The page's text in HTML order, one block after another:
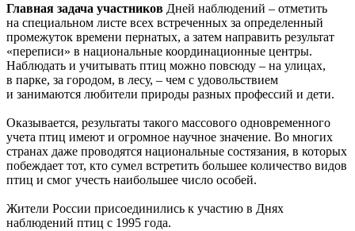
Главная задача участников Дней наблюдений – отметить
на специальном листе всех встреченных за определенный
промежуток времени пернатых, а затем направить результат
«переписи» в национальные координационные центры.
Наблюдать и учитывать птиц можно повсюду – на улицах,
в парке, за городом, в лесу, – чем с удовольствием
и занимаются любители природы разных профессий и дети.
Оказывается, результаты такого массового одновременного
учета птиц имеют и огромное научное значение. Во многих
странах даже проводятся национальные состязания, в которых
побеждает тот, кто сумел встретить большее количество видов
птиц и смог учесть наибольшее число особей.
Жители России присоединились к участию в Днях
наблюдений птиц с 1995 года.